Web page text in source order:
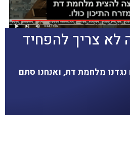
לא צריך להפחיד
מלחמת דת, ואנחנו סתם